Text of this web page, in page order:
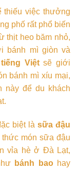
thiếu việc thưởng
phố rất phổ biến
thịt heo băm nhỏ,
bánh mì giòn và
Việtsẽ giới
bánh mì xíu mại,
này để du khách
biệt làsữa đậu
món sữa đậu
vỉa hè ở Đà Lạt,
bánh baohay